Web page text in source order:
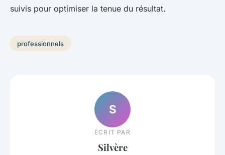
suivis pour optimiser la tenue du résultat.
professionnels
S
ECRIT PAR
Silvère